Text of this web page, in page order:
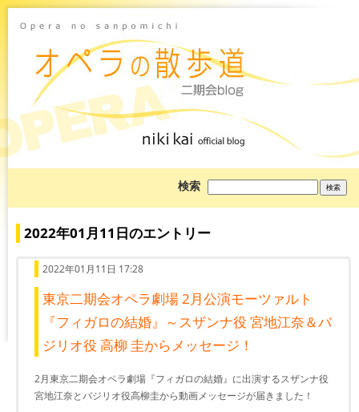
検索
を
索:
2022年01月11日のエントリー
2022年01月11日 17:28
東京二期会オペラ劇場 2月公演モーツァルト
『フィガロの結婚』～スザンナ役 宮地江奈＆バ
ジリオ役 高柳 圭からメッセージ！
2月東京二期会オペラ劇場『フィガロの結婚』に出演するスザンナ役
宮地江奈とバジリオ役高柳圭から動画メッセージが届きました！